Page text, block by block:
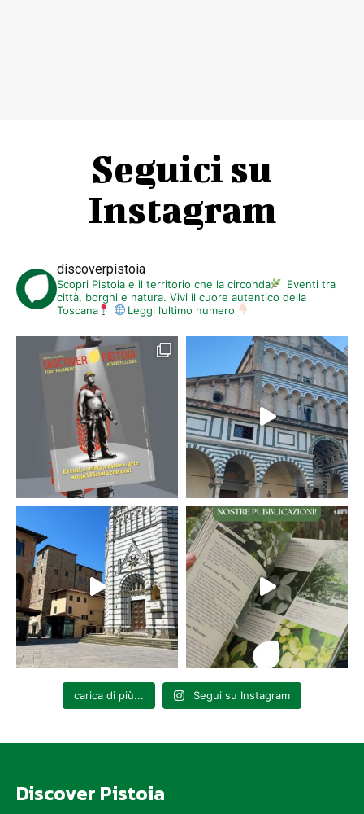
Seguici su
Instagram
discoverpistoia
Scopri Pistoia e il territorio che la circonda
Eventi tra
città, borghi e natura. Vivi il cuore autentico della
Toscana
Leggi l’ultimo numero
carica di più... Segui su Instagram
Discover Pistoia